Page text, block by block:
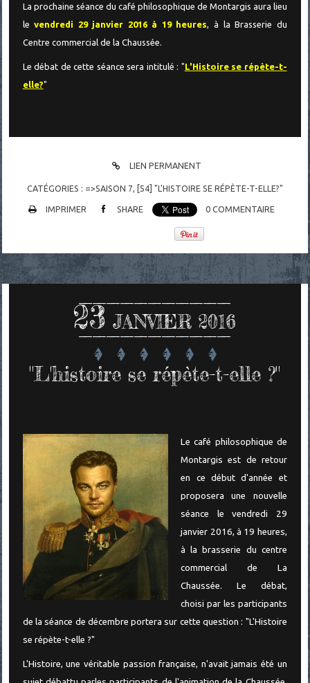
La prochaine séance du café philosophique de Montargis aura lieu
levendredi 29 janvier 2016 à 19 heures
, à la Brasserie du
Centre commercial de la Chaussée.
Le débat de cette séance sera intitulé : "L'Histoire se répète-t-
elle?"
LIEN PERMANENT
CATÉGORIES : =>SAISON 7 [54] "L'HISTOIRE SE RÉPÈTE-T-ELLE?"
IMPRIMER SHARE 0 COMMENTAIRE
23 JANVIER 2016
"L'histoire se répète-t-elle ?"
Le café philosophique de
Montargis est de retour
en ce début d'année et
proposera une nouvelle
séance le vendredi 29
janvier 2016, à 19 heures,
à la brasserie du centre
commercial de La
Chaussée. Le débat,
choisi par les participants
de la séance de décembre portera sur cette question : "L'Histoire
se répète-t-elle ?"
L'Histoire, une véritable passion française, n'avait jamais été un